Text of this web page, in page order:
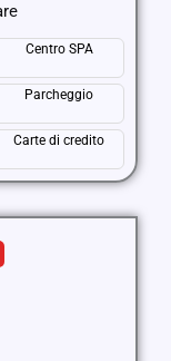
Centro SPA
Parcheggio
Carte di credito